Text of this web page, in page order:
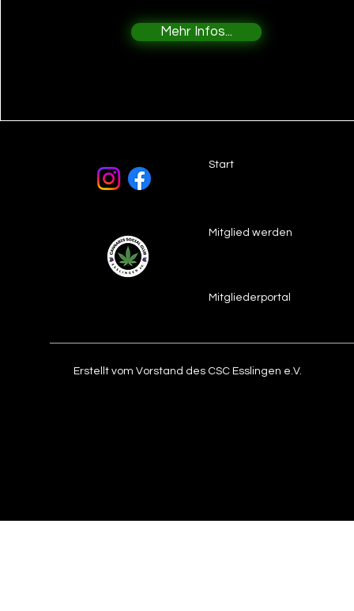
Mehr Infos...
Start
Mitglied werden
Mitgliederportal
Erstellt vom Vorstand des CSC Esslingen e.V.